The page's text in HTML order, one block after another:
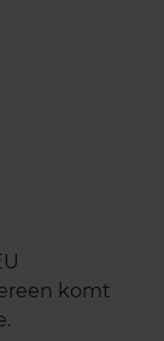
komt